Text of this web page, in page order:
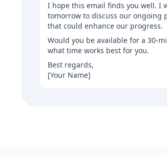
I hope this email finds you well. I
tomorrow to discuss our ongoing
that could enhance our progress.
Would you be available for a 30-
what time works best for you.
Best regards,
[Your Name]